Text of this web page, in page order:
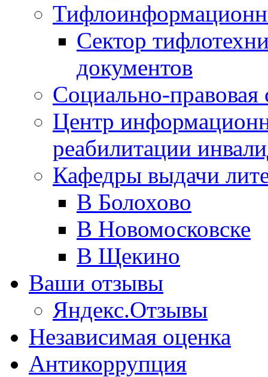
Сектор
документов
Социально-правовая
Центр
реабилитации
Кафедры выдачи
В Болохово
В Новомосковске
В Щекино
Ваши отзывы
Яндекс.Отзывы
Независимая оценка
Антикоррупция